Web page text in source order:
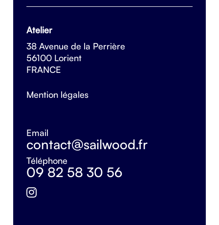
Atelier
38 Avenue de la Perrière
56100 Lorient
FRANCE
Mention légales
Email
contact@sailwood.fr
Téléphone
09 82 58 30 56